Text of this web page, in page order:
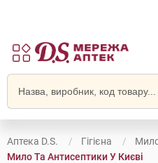
Аптека D.S. Гігієна
Мило Та Антисептики У Києві